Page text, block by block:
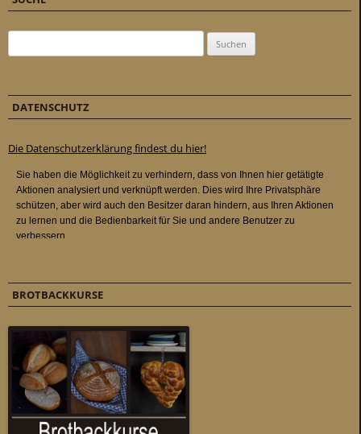
DATENSCHUTZ
Die Datenschutzerklärung findest du hier!
BROTBACKKURSE